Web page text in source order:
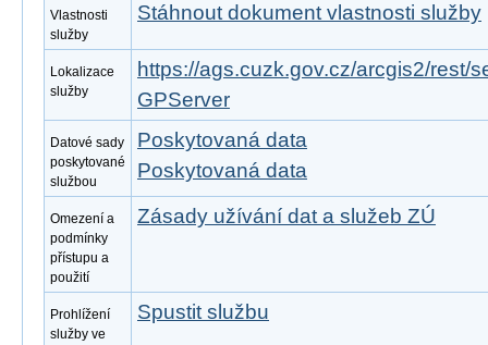
Vlastnosti
služby
Stáhnout dokument vlastnosti služby
Lokalizace
služby
https://ags.cuzk.gov.cz/arcgis2/rest/
GPServer
Datové sady
poskytované
službou
Poskytovaná data
Poskytovaná data
Omezení a
podmínky
přístupu a
použití
Zásady užívání dat a služeb ZÚ
Prohlížení
služby ve
Spustit službu